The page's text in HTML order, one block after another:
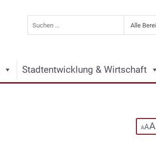
Stadtentwicklung & Wirtschaft
AAA